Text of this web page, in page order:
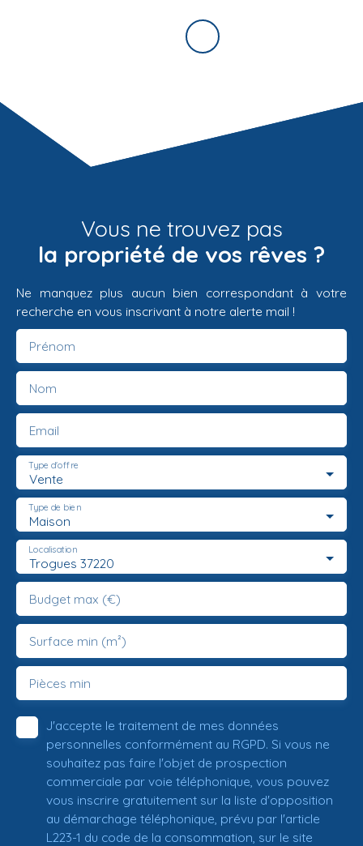
Vous ne trouvez pas
la propriété de vos rêves ?
Ne manquez plus aucun bien correspondant à votre
recherche en vous inscrivant à notre alerte mail !
Prénom
Nom
Email
Vente
Type d'offre
Maison
Type de bien
Trogues 37220
Localisation
Budget max (€)
Surface min (m²)
Pièces min
J'accepte le traitement de mes données
personnelles conformément au RGPD. Si vous ne
souhaitez pas faire l'objet de prospection
commerciale par voie téléphonique, vous pouvez
vous inscrire gratuitement sur la liste d'opposition
au démarchage téléphonique, prévu par l'article
L223-1 du code de la consommation, sur le site